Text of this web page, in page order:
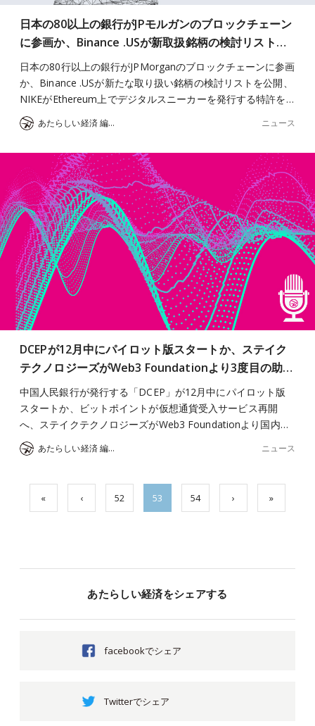
日本の80以上の銀行がJPモルガンのブロックチェーン
に参画か、Binance .USが新取扱銘柄の検討リスト…
日本の80行以上の銀行がJPMorganのブロックチェーンに参画
か、Binance .USが新たな取り扱い銘柄の検討リストを公開、
NIKEがEthereum上でデジタルスニーカーを発行する特許を…
あたらしい経済 編集部 ニュース
DCEPが12月中にパイロット版スタートか、ステイク
テクノロジーズがWeb3 Foundationより3度目の助…
中国人民銀行が発行する「DCEP」が12月中にパイロット版
スタートか、ビットポイントが仮想通貨受入サービス再開
へ、ステイクテクノロジーズがWeb3 Foundationより国内…
あたらしい経済 編集部 ニュース
« ‹ 52 53 54 › »
あたらしい経済をシェアする
facebookでシェア
Twitterでシェア